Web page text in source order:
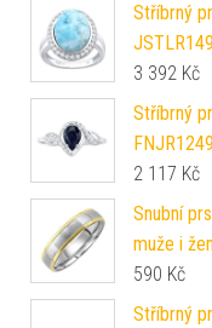
Stříbrný
3 392 Kč
Stříbrný
2 117 Kč
Snubní
muže i
590 Kč
Stříbrný